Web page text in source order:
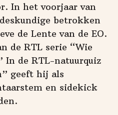
In het voorjaar van
betrokken
de Lente van de EO.
de RTL serie “Wie
In de RTL-natuurquiz
geeft hij als
en sidekick